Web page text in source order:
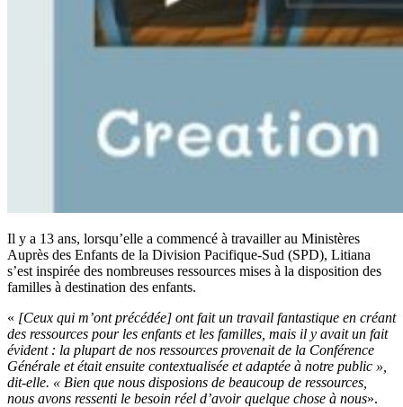
Il y a 13 ans, lorsqu’elle a commencé à travailler au Ministères
Auprès des Enfants de la Division Pacifique-Sud (SPD), Litiana
s’est inspirée des nombreuses ressources mises à la disposition des
familles à destination des enfants.
« [Ceux qui m’ont précédée] ont fait un travail fantastique en créant
des ressources pour les enfants et les familles, mais il y avait un fait
évident : la plupart de nos ressources provenait de la Conférence
Générale et était ensuite contextualisée et adaptée à notre public »,
dit-elle. « Bien que nous disposions de beaucoup de ressources,
nous avons ressenti le besoin réel d’avoir quelque chose à nous».